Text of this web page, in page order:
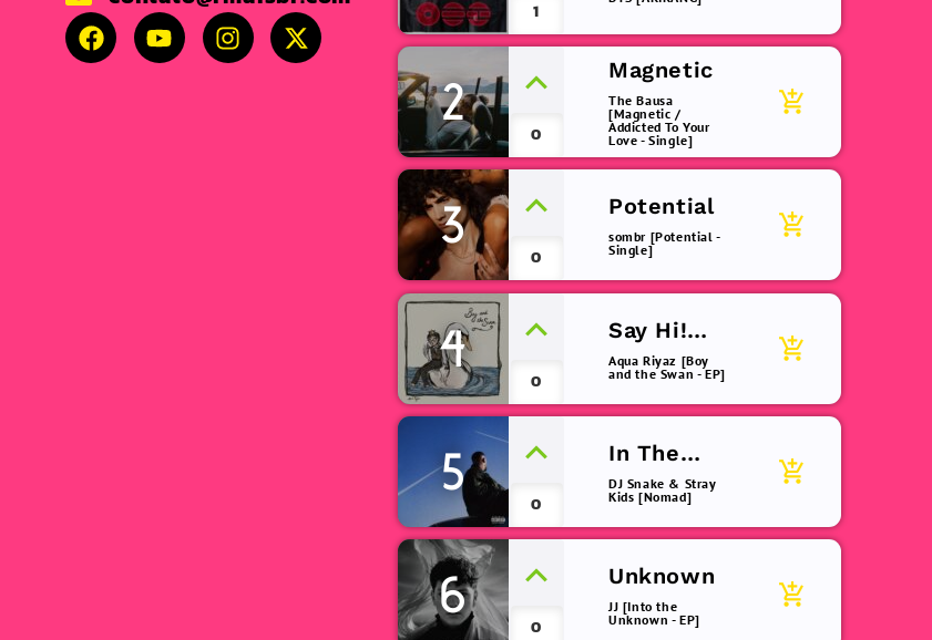
1
2
0
Magnetic
The Bausa
[Magnetic /
Addicted To Your
Love - Single]
add_shopping_cart
3
0
Potential
sombr [Potential -
Single]
add_shopping_cart
4
0
Say Hi!
(remix)
Aqua Riyaz [Boy
and the Swan - EP]
add_shopping_cart
5
0
In The
Dark
DJ Snake & Stray
Kids [Nomad]
add_shopping_cart
6
0
Unknown
JJ [Into the
Unknown - EP]
add_shopping_cart